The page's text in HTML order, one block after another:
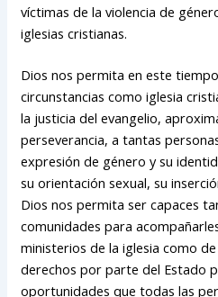
víctimas de la violencia de
iglesias cristianas.
Dios nos permita en este
circunstancias como iglesia
la justicia del evangelio,
perseverancia, a tantas
expresión de género y su
su orientación sexual, su
Dios nos permita ser capaces
comunidades para
ministerios de la iglesia como
derechos por parte del Estado
oportunidades que todas las